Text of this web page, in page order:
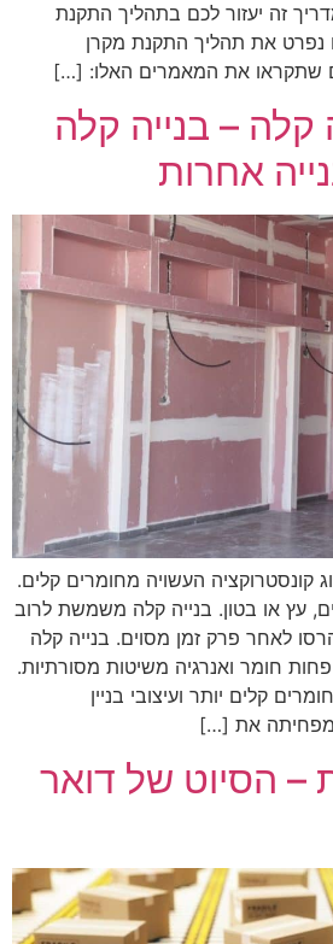
זה יעזור לכם בתהליך התקנת
נפרט את תהליך התקנת מקרן
גם שתקראו את המאמרים האלו: […]
קלה – בנייה קלה
אחרות
קונסטרוקציה העשויה מחומרים קלים.
עץ או בטון. בנייה קלה משמשת לרוב
לאחר פרק זמן מסוים. בנייה קלה
חומר ואנרגיה משיטות מסורתיות.
קלים יותר ועיצובי בניין
מפחיתה את […]
– הסיוט של דואר